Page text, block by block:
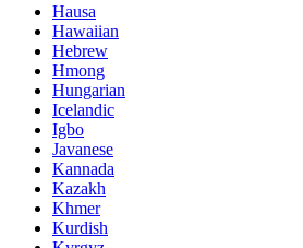
Hausa
Hawaiian
Hebrew
Hmong
Hungarian
Icelandic
Igbo
Javanese
Kannada
Kazakh
Khmer
Kurdish